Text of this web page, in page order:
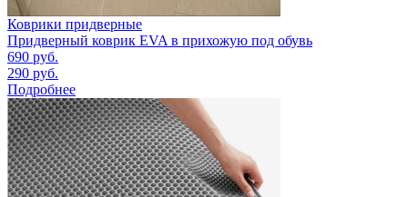
Коврики придверные
Придверный коврик EVA в прихожую под обувь
690 руб.
290 руб.
Подробнее